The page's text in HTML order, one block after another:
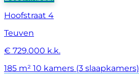
Hoofstraat 4
Teuven
€ 729.000 k.k.
185 m² 10 kamers (3 slaapkamers)